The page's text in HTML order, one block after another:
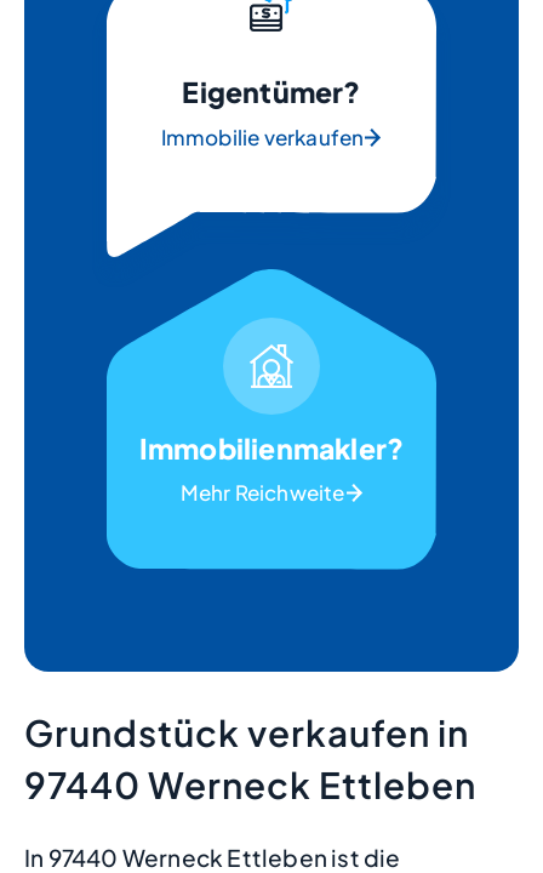
Eigentümer?
Immobilie verkaufen
Immobilienmakler?
Mehr Reichweite
Grundstück verkaufen in
97440 Werneck Ettleben
In 97440 Werneck Ettleben ist die